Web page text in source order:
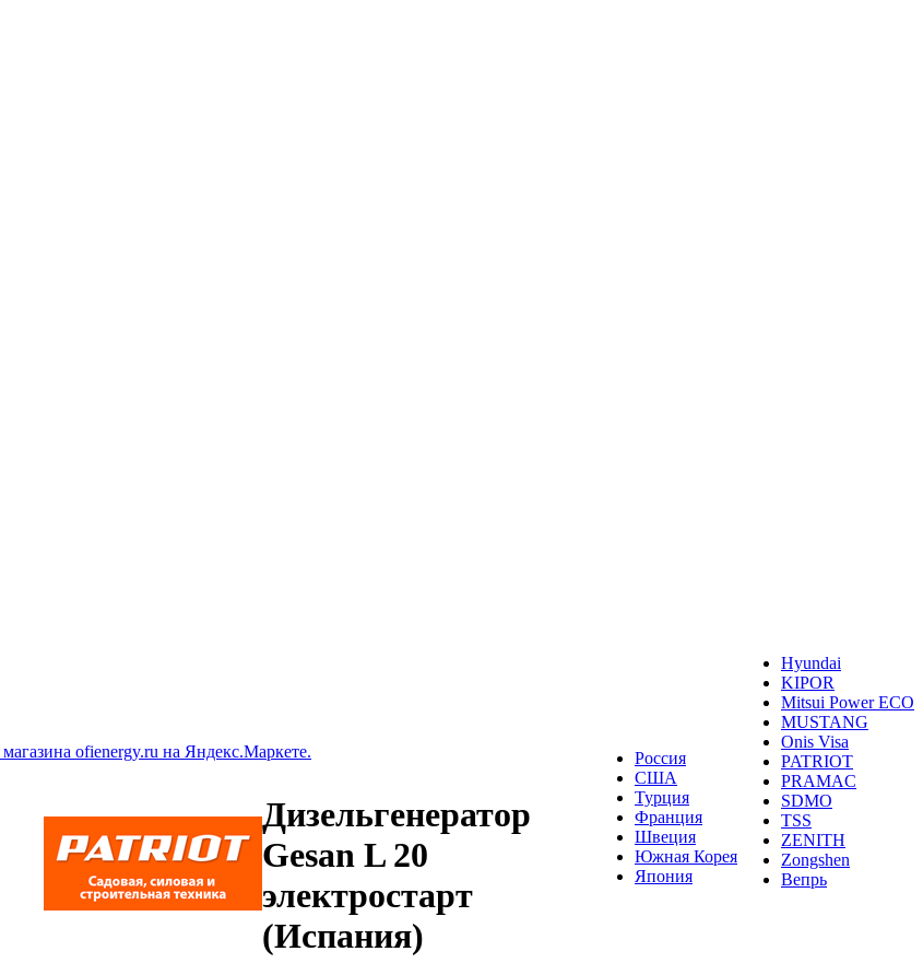
Hyundai
KIPOR
Mitsui Power ECO
MUSTANG
Onis Visa
PATRIOT
PRAMAC
SDMO
TSS
ZENITH
Zongshen
Вепрь
Россия
США
Турция
Франция
Швеция
Южная Корея
Япония
Дизельгенератор
Gesan L 20
электростарт
(Испания)